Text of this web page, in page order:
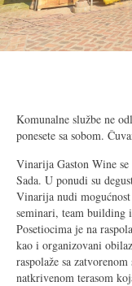
Komunalne službe ne
ponesete sa sobom.
Vinarija Gaston Wine
Sada. U ponudi su
Vinarija nudi
seminari, team building
Posetiocima je na
kao i organizovani
raspolaže sa
natkrivenom terasom